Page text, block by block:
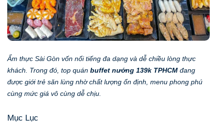
Ẩm thực Sài Gòn vốn nổi tiếng đa dạng và dễ chiều lòng thực
khách. Trong đó, top quán buffet nướng 139k TPHCM đang
được giới trẻ săn lùng nhờ chất lượng ổn định, menu phong phú
cùng mức giá vô cùng dễ chịu.
Mục Lục